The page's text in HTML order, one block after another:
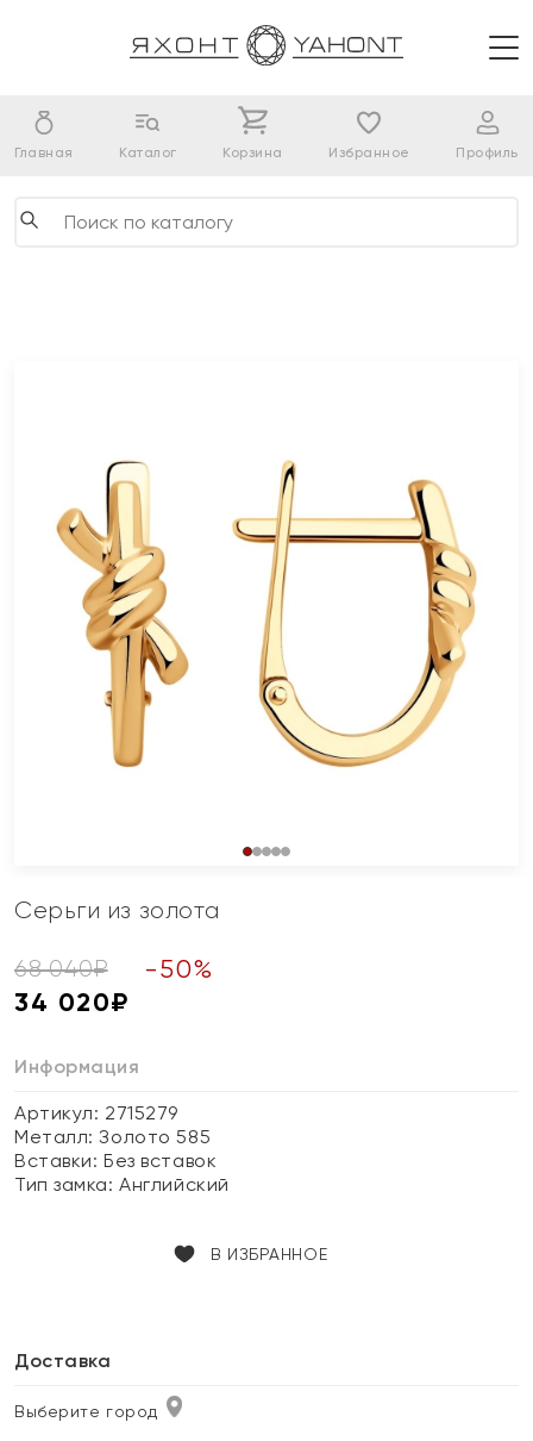
Главная Каталог Корзина Избранное Профиль
Серьги из золота
68 040₽ -50%
34 020₽
Информация
Артикул: 2715279
Металл:Золото 585
Вставки:Без вставок
Тип замка:Английский
В ИЗБРАННОЕ
Доставка
Выберите город